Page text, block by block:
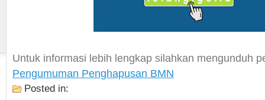
Untuk informasi lebih lengkap silahkan mengunduh
Pengumuman Penghapusan BMN
Posted in: